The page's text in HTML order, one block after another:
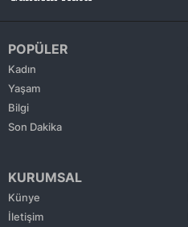
POPÜLER
Kadın
Yaşam
Bilgi
Son Dakika
KURUMSAL
Künye
İletişim